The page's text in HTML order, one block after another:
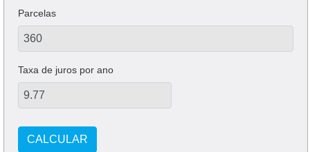
Parcelas
Taxa de juros por ano
CALCULAR